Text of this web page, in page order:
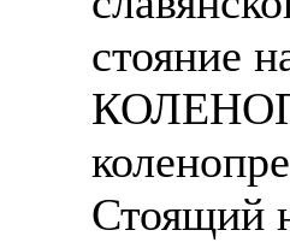
стояние
Стоящий